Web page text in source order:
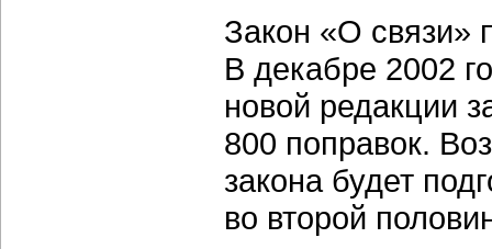
Закон «О связи»
В декабре 2002
новой редакции
800 поправок.
закона будет
во второй